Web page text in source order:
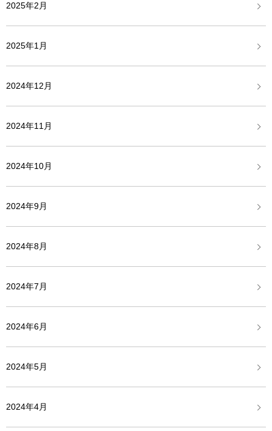
2025年2月
2025年1月
2024年12月
2024年11月
2024年10月
2024年9月
2024年8月
2024年7月
2024年6月
2024年5月
2024年4月